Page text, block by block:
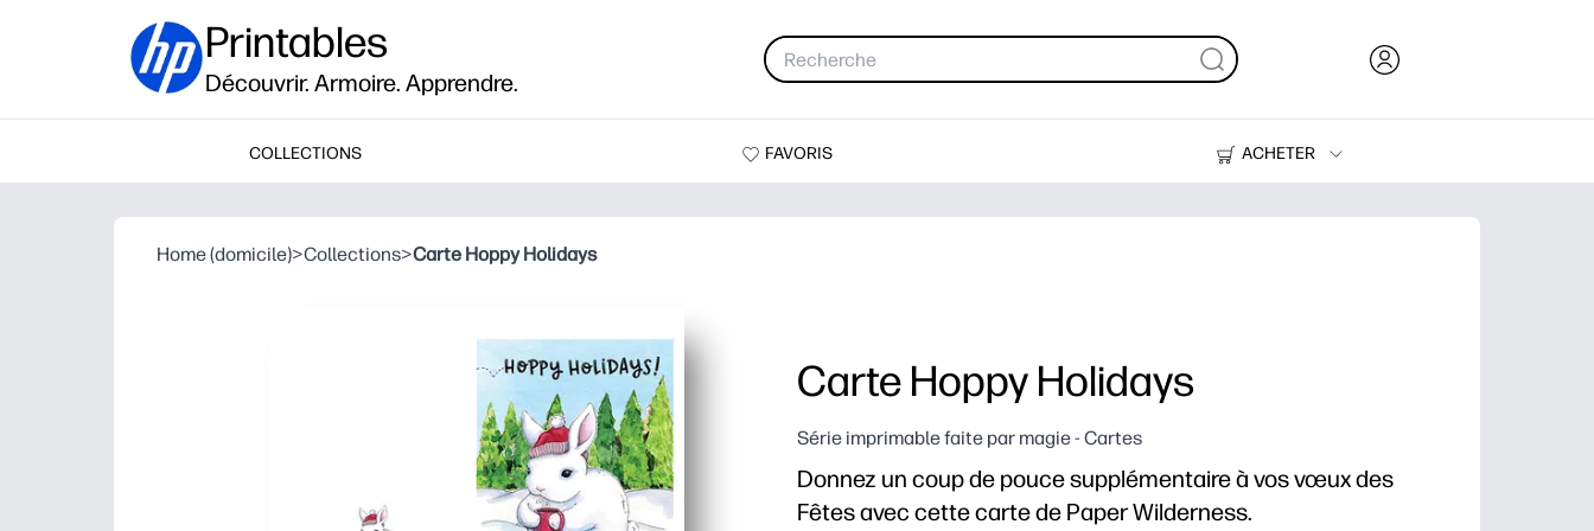
Printables
Découvrir. Armoire. Apprendre.
COLLECTIONS FAVORIS
ACHETER
Imprimantes
Home (domicile)>Collections>Carte Hoppy Holidays
Carte Hoppy Holidays
Série imprimable faite par magie - Cartes
Donnez un coup de pouce supplémentaire à vos vœux des
Fêtes avec cette carte de Paper Wilderness.